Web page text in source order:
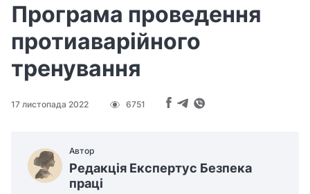
Програма проведення
протиаварійного
тренування
17 листопада 2022 6751
Автор
Редакція Експертус Безпека
праці
н